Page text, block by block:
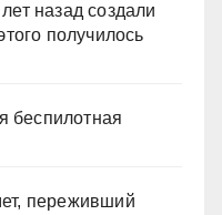
назад создали
получилось
беспилотная
переживший